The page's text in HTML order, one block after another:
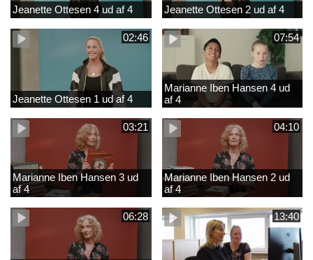
Jeanette Ottesen 4 ud af 4 Jeanette Ottesen 2 ud af 4
02:46
Jeanette Ottesen 1 ud af 4
07:54
Marianne Iben Hansen 4 ud
af 4
03:21
Marianne Iben Hansen 3 ud
af 4
04:10
Marianne Iben Hansen 2 ud
af 4
06:28 13:40